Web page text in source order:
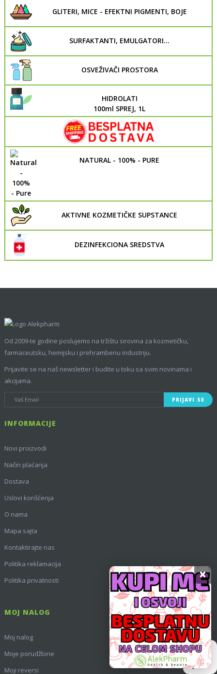
GLITERI, MICE - EFEKTNI PIGMENTI, BOJE
SURFAKTANTI, EMULGATORI...
OSVEŽIVAČI PROSTORA
HIDROLATI
100ml SPREJ, 1L
NATURAL - 100% - PURE
AKTIVNE KOZMETIČKE SUPSTANCE
DEZINFEKCIONA SREDSTVA
Od 2009-te godine poslujemo na tržištu sirovina za kozmetičku,
farmaceutsku, hemijsku i prehrambenu industriju.
Prijavite se na naš newsletter i budite u toku sa svim novinama i
akcijama.
PRIJAVI SE
INFORMACIJE
Novi proizvodi
Način plaćanja
Dostava
Uslovi korišćenja
O nama
Mapa sajta
Kontaktirajte nas
Politika reklamacija
Politika privatnosti
MOJ NALOG
Moj nalog
Moje porudžbine
Moji reversi
×